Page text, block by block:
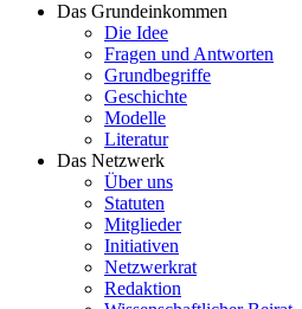
Das Grundeinkommen
Die Idee
Fragen und Antworten
Grundbegriffe
Geschichte
Modelle
Literatur
Das Netzwerk
Über uns
Statuten
Mitglieder
Initiativen
Netzwerkrat
Redaktion